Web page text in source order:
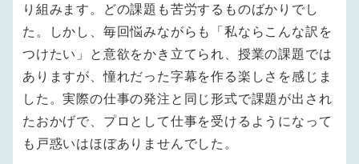
り組みます。どの課題も苦労するものばかりでし
た。しかし、毎回悩みながらも「私ならこんな訳を
つけたい」と意欲をかき立てられ、授業の課題では
ありますが、憧れだった字幕を作る楽しさを感じま
した。実際の仕事の発注と同じ形式で課題が出され
たおかげで、プロとして仕事を受けるようになって
も戸惑いはほぼありませんでした。